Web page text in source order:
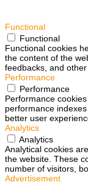
Functional
Functional
Functional cookies
the content of the
feedbacks, and
Performance
Performance
Performance
performance
better user
Analytics
Analytics
Analytical cookies
the website. These
number of visitors,
Advertisement